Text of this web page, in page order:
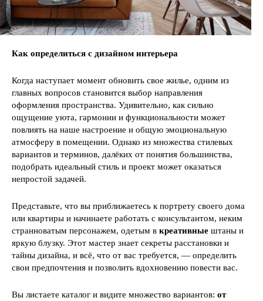
Как определиться с дизайном интерьера
Когда наступает момент обновить свое жилье, одним из
главных вопросов становится выбор направления
оформления пространства. Удивительно, как сильно
ощущение уюта, гармонии и функциональности может
повлиять на наше настроение и общую эмоциональную
атмосферу в помещении. Однако из множества стилевых
вариантов и терминов, далёких от понятия большинства,
подобрать идеальный стиль и проект может оказаться
непростой задачей.
Представьте, что вы приближаетесь к портрету своего дома
или квартиры и начинаете работать с консультантом, неким
странноватым персонажем, одетым в креативные штаны и
яркую блузку. Этот мастер знает секреты расстановки и
тайны дизайна, и всё, что от вас требуется, — определить
свои предпочтения и позволить вдохновению повести вас.
Вы листаете каталог и видите множество вариантов: от